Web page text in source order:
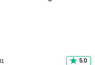
5.0